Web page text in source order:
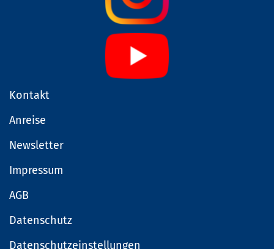
Kontakt
Anreise
Newsletter
Impressum
AGB
Datenschutz
Datenschutzeinstellungen